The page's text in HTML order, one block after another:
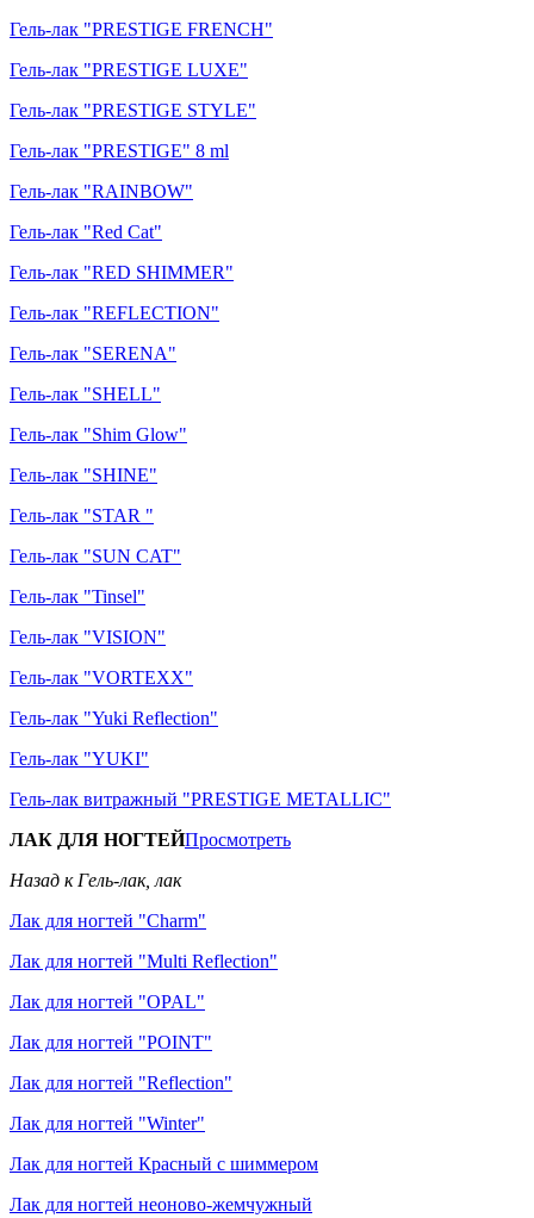
Гель-лак "PRESTIGE FRENCH"
Гель-лак "PRESTIGE LUXE"
Гель-лак "PRESTIGE STYLE"
Гель-лак "PRESTIGE" 8 ml
Гель-лак "RAINBOW"
Гель-лак "Red Cat"
Гель-лак "RED SHIMMER"
Гель-лак "REFLECTION"
Гель-лак "SERENA"
Гель-лак "SHELL"
Гель-лак "Shim Glow"
Гель-лак "SHINE"
Гель-лак "STAR "
Гель-лак "SUN CAT"
Гель-лак "Tinsel"
Гель-лак "VISION"
Гель-лак "VORTEXX"
Гель-лак "Yuki Reflection"
Гель-лак "YUKI"
Гель-лак витражный "PRESTIGE METALLIC"
ЛАК ДЛЯ НОГТЕЙПросмотреть
Назад к Гель-лак, лак
Лак для ногтей "Charm"
Лак для ногтей "Multi Reflection"
Лак для ногтей "OPAL"
Лак для ногтей "POINT"
Лак для ногтей "Reflection"
Лак для ногтей "Winter"
Лак для ногтей Красный с шиммером
Лак для ногтей неоново-жемчужный